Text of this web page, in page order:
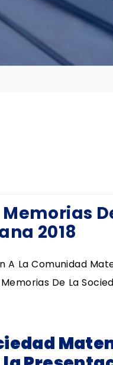
2018
A La Comunidad
De La